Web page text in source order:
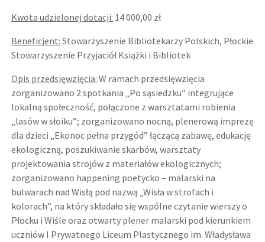
Kwota udzielonej dotacji: 14 000,00 zł
Beneficjent: Stowarzyszenie Bibliotekarzy Polskich, Płockie
Stowarzyszenie Przyjaciół Książki i Bibliotek
Opis przedsięwzięcia: W ramach przedsięwzięcia
zorganizowano 2 spotkania „Po sąsiedzku” integrujące
lokalną społeczność, połączone z warsztatami robienia
„lasów w słoiku”; zorganizowano nocną, plenerową imprezę
dla dzieci „Ekonoc pełna przygód” łączącą zabawę, edukację
ekologiczną, poszukiwanie skarbów, warsztaty
projektowania strojów z materiałów ekologicznych;
zorganizowano happening poetycko – malarski na
bulwarach nad Wisłą pod nazwą „Wisła w strofach i
kolorach”, na który składało się wspólne czytanie wierszy o
Płocku i Wiśle oraz otwarty plener malarski pod kierunkiem
uczniów I Prywatnego Liceum Plastycznego im. Władysława